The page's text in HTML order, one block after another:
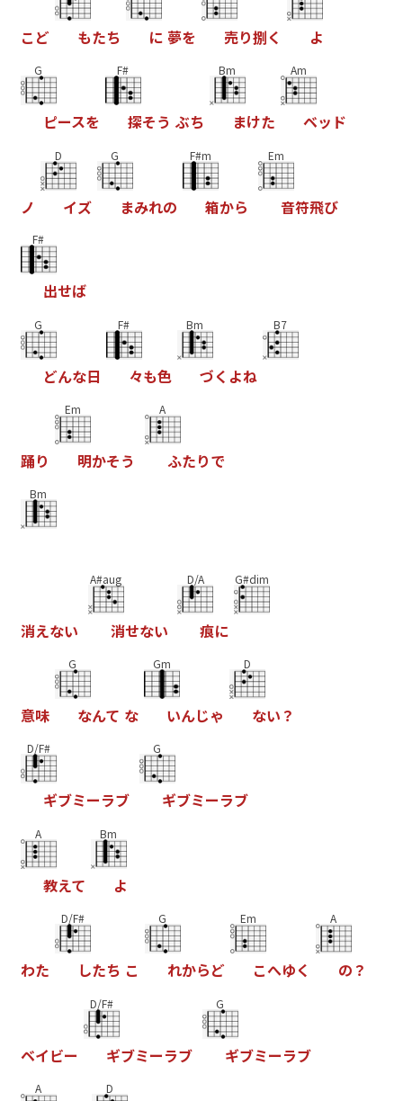
こ ど もたち に 夢を 売り捌く よ
G
ピースを
F#
探そう ぶち
Bm
まけた
Am
ベッ ド
ノ
D
イズ
G
まみれの
F#m
箱から
Em
音符飛び
F#
出せば
G
どんな日
F#
々も色
Bm
づく よね
B7
踊り
Em
明かそう
A
ふたりで
Bm
消えない
A#aug
消せない
D/A
痕に
G#dim
意味
G
なんて な
Gm
いんじゃ
D
ない ？
D/F#
ギブミーラブ
G
ギブミーラブ
A
教えて
Bm
よ
わた
D/F#
したち こ
G
れからど
Em
こへゆく
A
の ？
ベイビー
D/F#
ギブミーラブ
G
ギブミーラブ
A D